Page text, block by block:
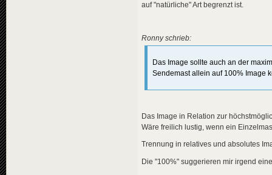
auf "natürliche" Art begrenzt ist.
Ronny schrieb:
Das Image sollte auch an der
Sendemast allein auf 100% Image
Das Image in Relation zur
Wäre freilich lustig, wenn ein
Trennung in relatives und absolutes
Die "100%" suggerieren mir irgend